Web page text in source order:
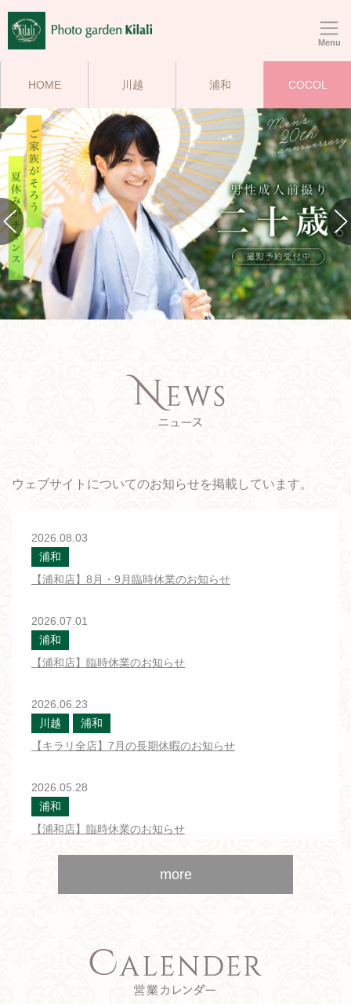
Menu
HOME 川越 浦和 COCOL
ウェブサイトについてのお知らせを掲載しています。
2026.08.03
浦和
【浦和店】8月・9月臨時休業のお知らせ
2026.07.01
浦和
【浦和店】臨時休業のお知らせ
2026.06.23
川越
浦和
【キラリ全店】7月の長期休暇のお知らせ
2026.05.28
浦和
【浦和店】臨時休業のお知らせ
COCOL
【浦和店】臨時休業のお知らせ
more